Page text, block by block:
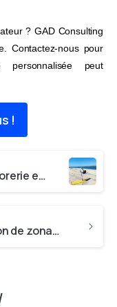
? GAD Consulting
Contactez-nous pour
personnalisée peut
!
Pourquoi le budget de trésorerie est essentiel pour la sérénité d’un dentiste ?
Nouvelle réglementation de zonage : Quels impacts ?